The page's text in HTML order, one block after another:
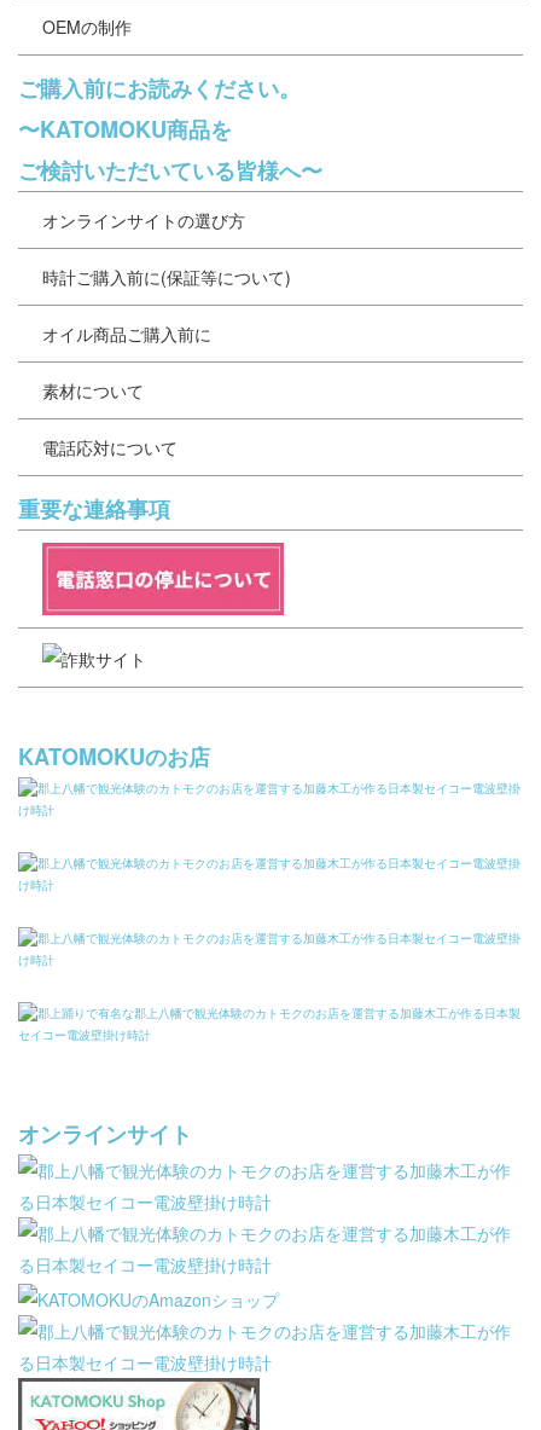
OEMの制作
ご購入前にお読みください。
〜KATOMOKU商品を
ご検討いただいている皆様へ〜
オンラインサイトの選び方
時計ご購入前に(保証等について)
オイル商品ご購入前に
素材について
電話応対について
重要な連絡事項
KATOMOKUのお店
オンラインサイト